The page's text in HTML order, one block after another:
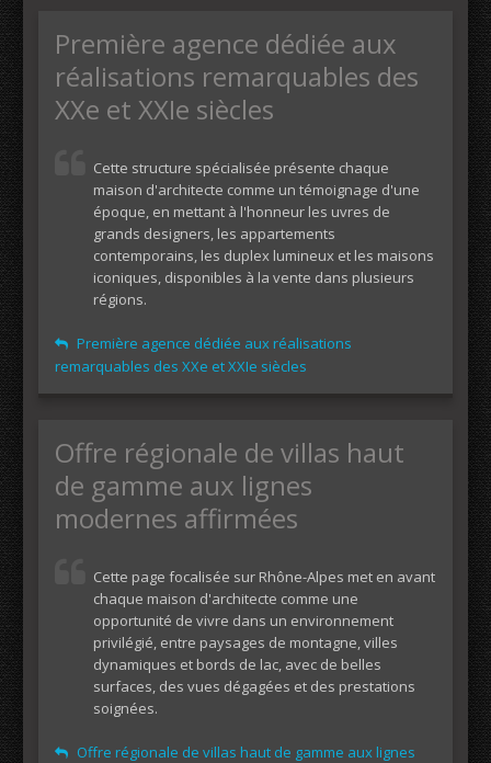
Première agence dédiée aux
réalisations remarquables des
XXe et XXIe siècles
Cette structure spécialisée présente chaque
maison d'architecte comme un témoignage d'une
époque, en mettant à l'honneur les uvres de
grands designers, les appartements
contemporains, les duplex lumineux et les maisons
iconiques, disponibles à la vente dans plusieurs
régions.
Première agence dédiée aux réalisations
remarquables des XXe et XXIe siècles
Offre régionale de villas haut
de gamme aux lignes
modernes affirmées
Cette page focalisée sur Rhône-Alpes met en avant
chaque maison d'architecte comme une
opportunité de vivre dans un environnement
privilégié, entre paysages de montagne, villes
dynamiques et bords de lac, avec de belles
surfaces, des vues dégagées et des prestations
soignées.
Offre régionale de villas haut de gamme aux lignes